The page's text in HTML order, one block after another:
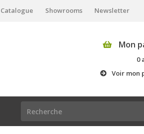
Catalogue Showrooms Newsletter
Mon
0
Voir mon